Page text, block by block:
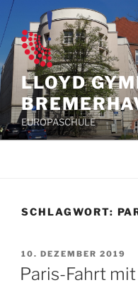
Zum
Inhalt
springen
LLOYD
EUROPASCHULE
SCHLAGWORT:
VERÖFFENTLICHT
AM
10. DEZEMBER 2019
Paris-Fahrt